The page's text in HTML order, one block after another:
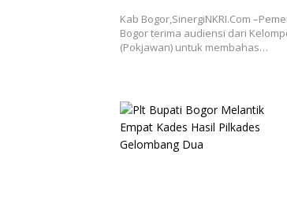
ac
e
b
o
k
w
itt
er
h
at
s
p
p
n
e
Kab Bogor,SinergiNKRI.Com
Bogor terima audiensi dari
(Pokjawan) untuk membahas…